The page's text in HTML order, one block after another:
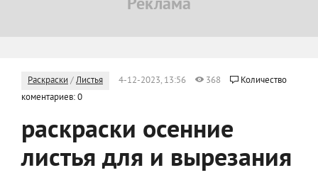
Раскраски /Листья 4-12-2023, 13:56 368
Количество
коментариев: 0
раскраски осенние
листья для и вырезания